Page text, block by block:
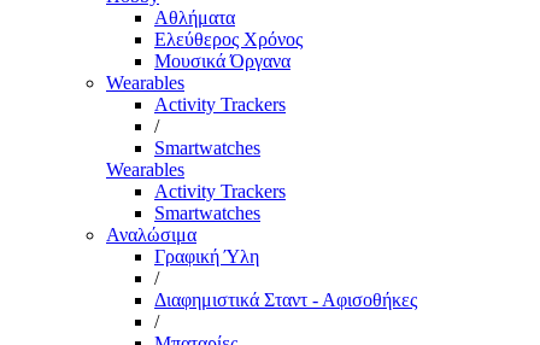
Αθλήματα
Ελεύθερος Χρόνος
Μουσικά Όργανα
Wearables
Activity Trackers
/
Smartwatches
Wearables
Activity Trackers
Smartwatches
Αναλώσιμα
Γραφική Ύλη
/
Διαφημιστικά Σταντ - Αφισοθήκες
/